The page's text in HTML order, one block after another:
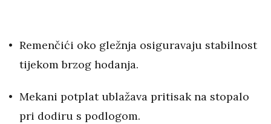
Remenčići oko gležnja osiguravaju stabilnost
tijekom brzog hodanja.
Mekani potplat ublažava pritisak na stopalo
pri dodiru s podlogom.